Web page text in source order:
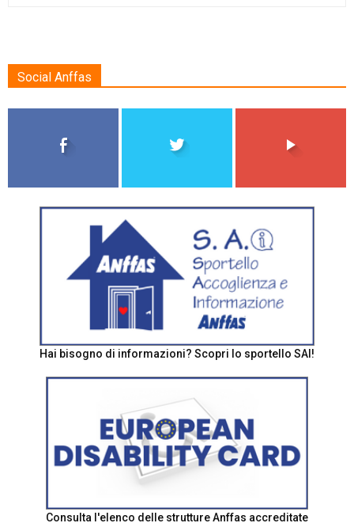
Social Anffas
Hai bisogno di informazioni? Scopri lo sportello SAI!
Consulta l'elenco delle strutture Anffas accreditate